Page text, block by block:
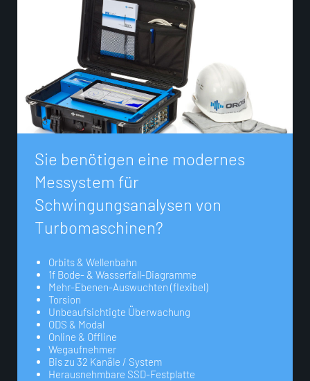
Sie benötigen eine modernes
Messystem für
Schwingungsanalysen von
Turbomaschinen?
Orbits & Wellenbahn
1f Bode- & Wasserfall-Diagramme
Mehr-Ebenen-Auswuchten (flexibel)
Torsion
Unbeaufsichtigte Überwachung
ODS & Modal
Online & Offline
Wegaufnehmer
Bis zu 32 Kanäle / System
Herausnehmbare SSD-Festplatte